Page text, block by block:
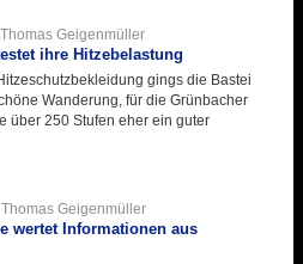
Geigenmüller
ihre Hitzebelastung
gings die Bastei
Wanderung, für die Grünbacher
über 250 Stufen eher ein guter
Geigenmüller
wertet Informationen aus